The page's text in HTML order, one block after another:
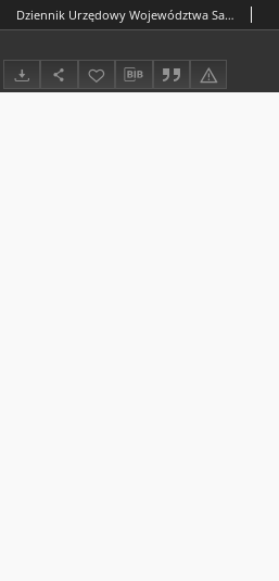
Dziennik Urzędowy Województwa Sandomierskiego, 1817, nr 25